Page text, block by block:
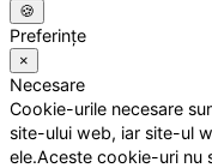
🍪
Preferințe
×
Necesare
Cookie-urile necesare
site-ului web, iar site-ul
ele.Aceste cookie-uri nu